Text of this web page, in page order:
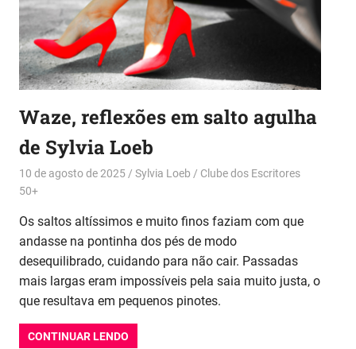
Waze, reflexões em salto agulha
de Sylvia Loeb
10 de agosto de 2025 Sylvia Loeb
Clube dos Escritores
50+
Os saltos altíssimos e muito finos faziam com que
andasse na pontinha dos pés de modo
desequilibrado, cuidando para não cair. Passadas
mais largas eram impossíveis pela saia muito justa, o
que resultava em pequenos pinotes.
CONTINUAR LENDO